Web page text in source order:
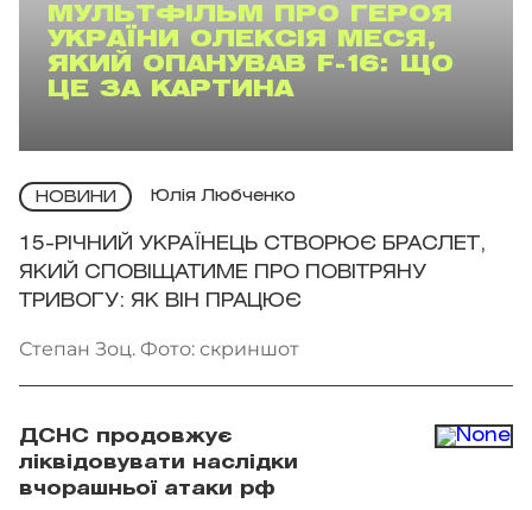
МУЛЬТФІЛЬМ ПРО ГЕРОЯ
УКРАЇНИ ОЛЕКСІЯ МЕСЯ,
ЯКИЙ ОПАНУВАВ F-16: ЩО
ЦЕ ЗА КАРТИНА
НОВИНИ Юлія Любченко
15-РІЧНИЙ УКРАЇНЕЦЬ СТВОРЮЄ БРАСЛЕТ,
ЯКИЙ СПОВІЩАТИМЕ ПРО ПОВІТРЯНУ
ТРИВОГУ: ЯК ВІН ПРАЦЮЄ
Степан Зоц. Фото: скриншот
ДСНС продовжує
ліквідовувати наслідки
вчорашньої атаки рф